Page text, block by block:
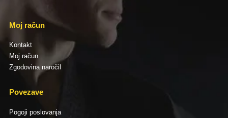
Moj račun
Kontakt
Moj račun
Zgodovina naročil
Povezave
Pogoji poslovanja